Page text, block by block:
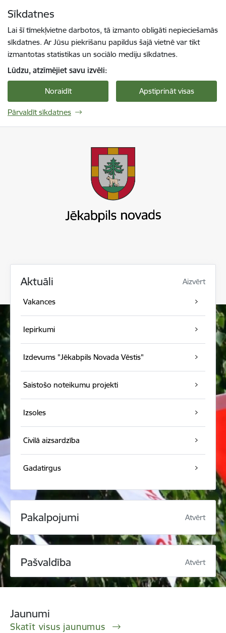
Sīkdatnes
Lai šī tīmekļvietne darbotos, tā izmanto obligāti nepieciešamās
sīkdatnes. Ar Jūsu piekrišanu papildus šajā vietnē var tikt
izmantotas statistikas un sociālo mediju sīkdatnes.
Lūdzu, atzīmējiet savu izvēli:
Noraidīt Apstiprināt visas
Pārvaldīt sīkdatnes
Aktuāli Aizvērt
Vakances
Iepirkumi
Izdevums "Jēkabpils Novada Vēstis"
Saistošo noteikumu projekti
Izsoles
Civilā aizsardzība
Gadatirgus
Pakalpojumi Atvērt
Pašvaldība Atvērt
Jaunumi
Skatīt visus jaunumus